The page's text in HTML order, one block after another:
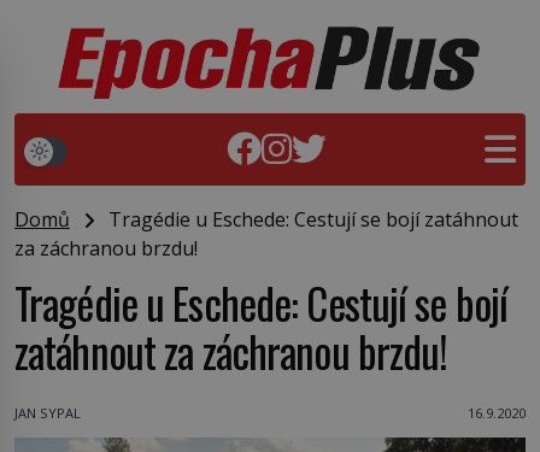
Domů
Tragédie u Eschede: Cestují se bojí zatáhnout
za záchranou brzdu!
Tragédie u Eschede: Cestují se bojí
zatáhnout za záchranou brzdu!
JAN SYPAL 16.9.2020